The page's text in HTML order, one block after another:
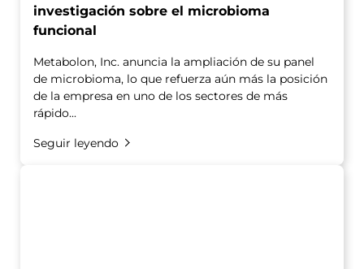
investigación sobre el microbioma
funcional
Metabolon, Inc. anuncia la ampliación de su panel
de microbioma, lo que refuerza aún más la posición
de la empresa en uno de los sectores de más
rápido...
Seguir leyendo